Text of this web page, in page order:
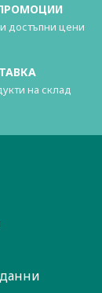
достъпни цени
на склад